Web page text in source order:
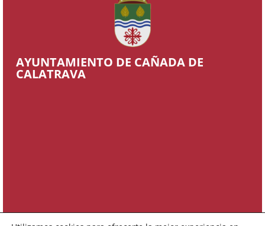
AYUNTAMIENTO DE CAÑADA DE
CALATRAVA